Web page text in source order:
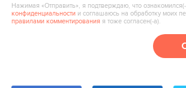
Нажимая «Отправить», я подтверждаю, что
конфиденциальности и соглашаюсь на обработку моих
правилами комментирования я тоже согласен(‑а).